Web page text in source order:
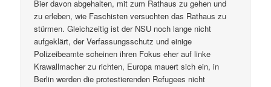
Bier davon abgehalten, mit zum Rathaus zu gehen und
zu erleben, wie Faschisten versuchten das Rathaus zu
stürmen. Gleichzeitig ist der NSU noch lange nicht
aufgeklärt, der Verfassungsschutz und einige
Polizeibeamte scheinen ihren Fokus eher auf linke
Krawallmacher zu richten, Europa mauert sich ein, in
Berlin werden die protestierenden Refugees nicht